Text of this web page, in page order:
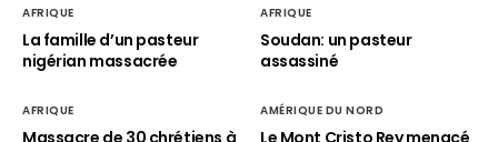
AFRIQUE
La famille d’un pasteur
nigérian massacrée
AFRIQUE
Soudan: un pasteur
assassiné
AFRIQUE
Massacre de 30 chrétiens à
AMÉRIQUE DU NORD
Le Mont Cristo Rey menacé